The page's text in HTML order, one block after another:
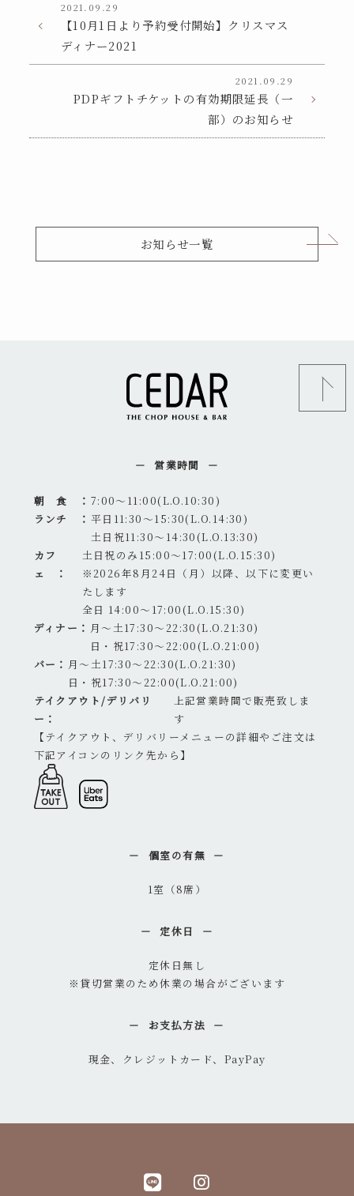
2021.09.29
【10月1日より予約受付開始】クリスマス
ディナー2021
2021.09.29
PDPギフトチケットの有効期限延長（一
部）のお知らせ
お知らせ一覧
営業時間
朝 食 ： 7:00～11:00(L.O.10:30)
ランチ ： 平日11:30～15:30(L.O.14:30)
土日祝11:30～14:30(L.O.13:30)
カフ
ェ ：
土日祝のみ15:00～17:00(L.O.15:30)
※2026年8月24日（月）以降、以下に変更い
たします
全日 14:00～17:00(L.O.15:30)
ディナー： 月～土17:30～22:30(L.O.21:30)
日・祝17:30～22:00(L.O.21:00)
バー： 月～土17:30～22:30(L.O.21:30)
日・祝17:30～22:00(L.O.21:00)
テイクアウト/デリバリ
ー：
上記営業時間で販売致しま
す
【テイクアウト、デリバリーメニューの詳細やご注文は
下記アイコンのリンク先から】
個室の有無
1室（8席）
定休日
定休日無し
※貸切営業のため休業の場合がございます
お支払方法
現金、クレジットカード、PayPay